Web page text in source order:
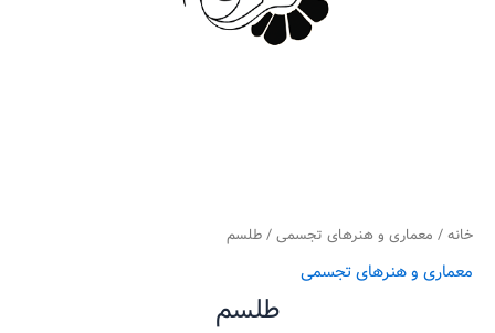
خانه/ معماری و هنرهای تجسمی/ طلسم
معماری و هنرهای تجسمی
طلسم